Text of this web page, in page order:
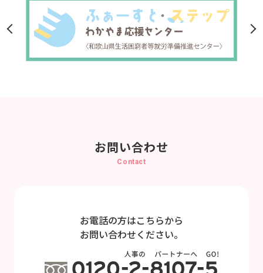
お問い合わせ
Contact
お電話の方はこちらから
お問い合わせください。